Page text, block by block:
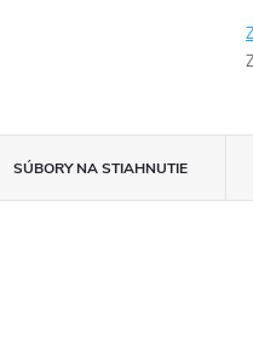
SÚBORY NA STIAHNUTIE